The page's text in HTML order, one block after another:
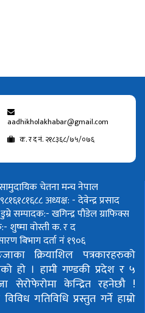
aadhikholakhabar@gmail.com
क. र द नं. २१८३६८/७५/०७६
चेतना मन्च नेपाल
अध्यक्ष: - देवेन्द्र प्रसाद
सम्पादक:- खगिन्द्र पौडेलग्राफिक्स
शुष्मा वोस्तीक. र द
बिभाग दर्ता नं १९०६
क्रियाशिल पत्रकारहरुको
हो । हामी गण्डकी प्रदेश र ५
सेरोफेरोमा केन्द्रित रहनेछौ !
गतिविधि प्रस्तुत गर्ने हाम्रो